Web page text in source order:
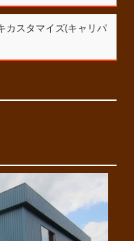
スタマイズ(キャリパ